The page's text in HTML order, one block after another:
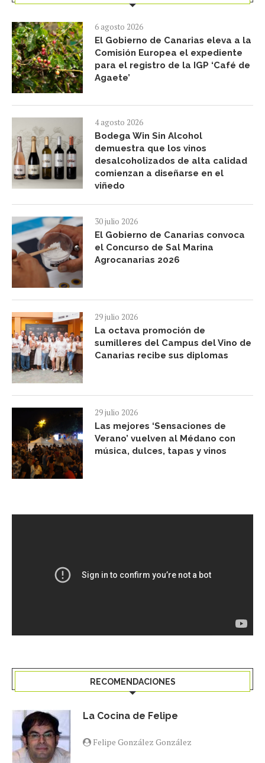
6 agosto 2026
El Gobierno de Canarias eleva a la
Comisión Europea el expediente
para el registro de la IGP ‘Café de
Agaete’
4 agosto 2026
Bodega Win Sin Alcohol
demuestra que los vinos
desalcoholizados de alta calidad
comienzan a diseñarse en el
viñedo
30 julio 2026
El Gobierno de Canarias convoca
el Concurso de Sal Marina
Agrocanarias 2026
29 julio 2026
La octava promoción de
sumilleres del Campus del Vino de
Canarias recibe sus diplomas
29 julio 2026
Las mejores ‘Sensaciones de
Verano’ vuelven al Médano con
música, dulces, tapas y vinos
RECOMENDACIONES
La Cocina de Felipe
Felipe González González